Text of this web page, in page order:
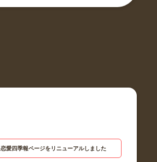
恋愛四季報ページをリニューアルしました